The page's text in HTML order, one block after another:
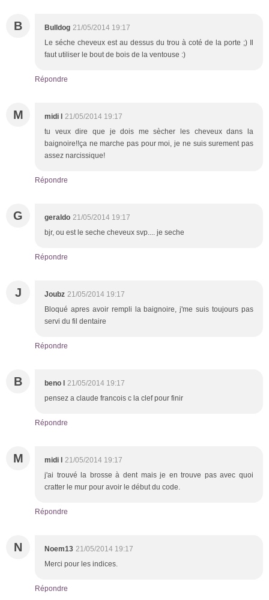
B Bulldog 21/05/2014 19:17
Le séche cheveux est au dessus du trou à coté de la porte ;) Il
faut utiliser le bout de bois de la ventouse :)
Répondre
M midi l 21/05/2014 19:17
tu veux dire que je dois me sècher les cheveux dans la
baignoire!!ça ne marche pas pour moi, je ne suis surement pas
assez narcissique!
Répondre
G geraldo 21/05/2014 19:17
bjr, ou est le seche cheveux svp.... je seche
Répondre
J Joubz 21/05/2014 19:17
Bloqué apres avoir rempli la baignoire, j'me suis toujours pas
servi du fil dentaire
Répondre
B beno l 21/05/2014 19:17
pensez a claude francois c la clef pour finir
Répondre
M midi l 21/05/2014 19:17
j'ai trouvé la brosse à dent mais je en trouve pas avec quoi
cratter le mur pour avoir le début du code.
Répondre
N Noem13 21/05/2014 19:17
Merci pour les indices.
Répondre